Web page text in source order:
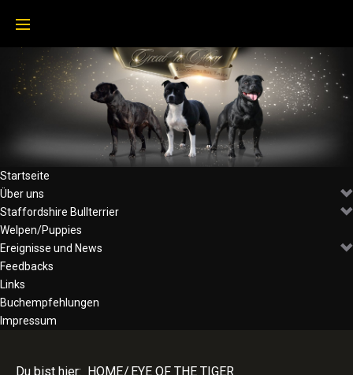
Startseite
Über uns
Staffordshire Bullterrier
Welpen/Puppies
Ereignisse und News
Feedbacks
Links
Buchempfehlungen
Impressum
Du bist hier: HOME/ EYE OF THE TIGER